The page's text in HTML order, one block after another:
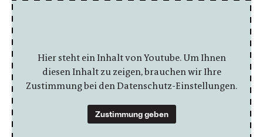
Hier steht ein Inhalt von Youtube. Um Ihnen
diesen Inhalt zu zeigen, brauchen wir Ihre
Zustimmung bei den Datenschutz-Einstellungen.
Zustimmung geben